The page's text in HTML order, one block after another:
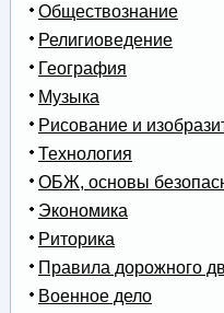
Обществознание
Религиоведение
География
Музыка
Рисование и
Технология
ОБЖ, основы
Экономика
Риторика
Правила дорожного
Военное дело